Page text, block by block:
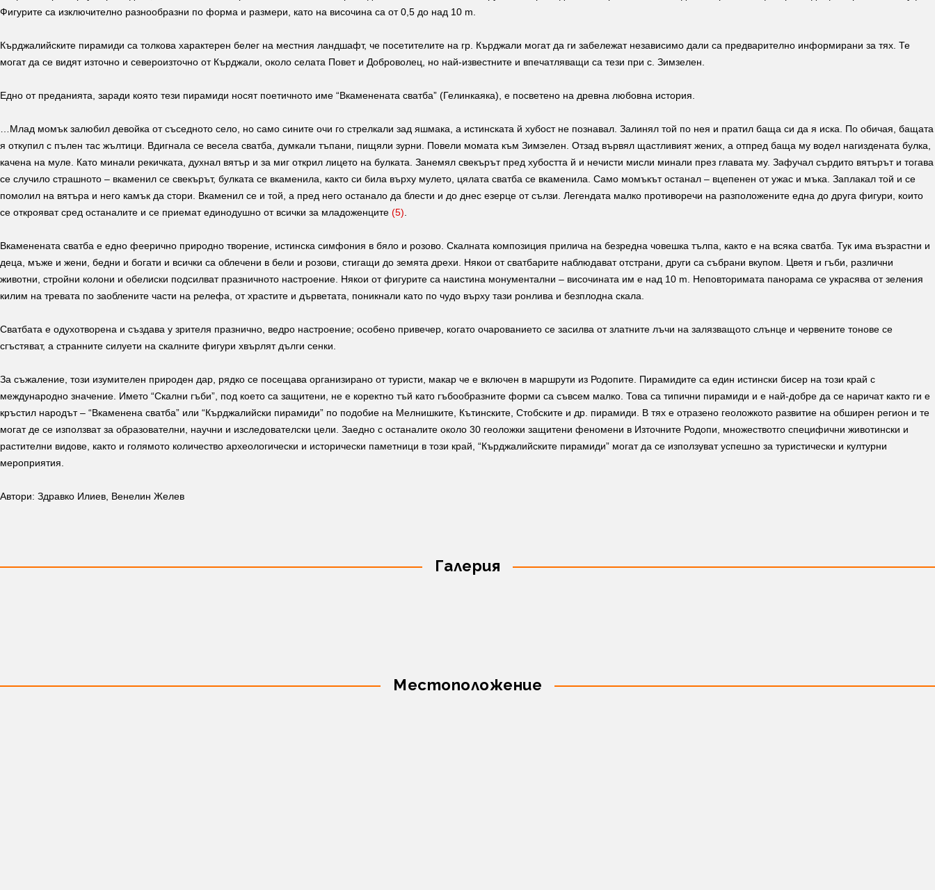
Фигурите са изключително разнообразни по форма и размери, като на височина са от 0,5 до над 10 m.
Кърджалийските пирамиди са толкова характерен белег на местния ландшафт, че посетителите на гр. Кърджали могат да ги забележат независимо дали са предварително информирани за тях. Те
могат да се видят източно и североизточно от Кърджали, около селата Повет и Доброволец, но най-известните и впечатляващи са тези при с. Зимзелен.
Едно от преданията, заради която тези пирамиди носят поетичното име “Вкаменената сватба” (Гелинкаяка), е посветено на древна любовна история.
…Млад момък залюбил девойка от съседното село, но само сините очи го стрелкали зад яшмака, а истинската й хубост не познавал. Залинял той по нея и пратил баща си да я иска. По обичая, бащата
я откупил с пълен тас жълтици. Вдигнала се весела сватба, думкали тъпани, пищяли зурни. Повели момата към Зимзелен. Отзад вървял щастливият жених, а отпред баща му водел нагиздената булка,
качена на муле. Като минали рекичката, духнал вятър и за миг открил лицето на булката. Занемял свекърът пред хубостта й и нечисти мисли минали през главата му. Зафучал сърдито вятърът и тогава
се случило страшното – вкаменил се свекърът, булката се вкаменила, както си била върху мулето, цялата сватба се вкаменила. Само момъкът останал – вцепенен от ужас и мъка. Заплакал той и се
помолил на вятъра и него камък да стори. Вкаменил се и той, а пред него останало да блести и до днес езерце от сълзи. Легендата малко противоречи на разположените една до друга фигури, които
се открояват сред останалите и се приемат единодушно от всички за младоженците (5)
Вкаменената сватба е едно феерично природно творение, истинска симфония в бяло и розово. Скалната композиция прилича на безредна човешка тълпа, както е на всяка сватба. Тук има възрастни и
деца, мъже и жени, бедни и богати и всички са облечени в бели и розови, стигащи до земята дрехи. Някои от сватбарите наблюдават отстрани, други са събрани вкупом. Цветя и гъби, различни
животни, стройни колони и обелиски подсилват празничното настроение. Някои от фигурите са наистина монументални – височината им е над 10 m. Неповторимата панорама се украсява от зеления
килим на тревата по заоблените части на релефа, от храстите и дърветата, поникнали като по чудо върху тази ронлива и безплодна скала.
Сватбата е одухотворена и създава у зрителя празнично, ведро настроение; особено привечер, когато очарованието се засилва от златните лъчи на залязващото слънце и червените тонове се
сгъстяват, а странните силуети на скалните фигури хвърлят дълги сенки.
За съжаление, този изумителен природен дар, рядко се посещава организирано от туристи, макар че е включен в маршрути из Родопите. Пирамидите са един истински бисер на този край с
международно значение. Името “Скални гъби”, под което са защитени, не е коректно тъй като гъбообразните форми са съвсем малко. Това са типични пирамиди и е най-добре да се наричат както ги е
кръстил народът – “Вкаменена сватба” или “Кърджалийски пирамиди” по подобие на Мелнишките, Кътинските, Стобските и др. пирамиди. В тях е отразено геоложкото развитие на обширен регион и те
могат де се използват за образователни, научни и изследователски цели. Заедно с останалите около 30 геоложки защитени феномени в Източните Родопи, множествотго специфични животински и
растителни видове, както и голямото количество археологически и исторически паметници в този край, “Кърджалийските пирамиди” могат да се използуват успешно за туристически и културни
мероприятия.
Автори: Здравко Илиев, Венелин Желев
Галерия
Местоположение